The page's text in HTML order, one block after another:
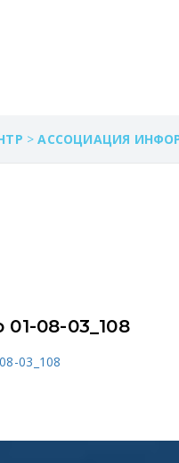
>АССОЦИАЦИЯ
08-03_108
03_108